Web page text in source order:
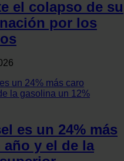
el colapso de su
por los
es un 24% más
año y el de la